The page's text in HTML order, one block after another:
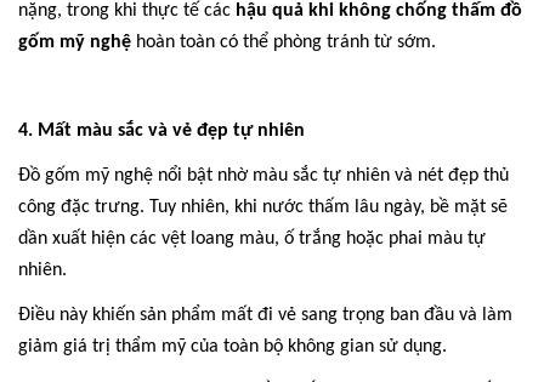
nặng, trong khi thực tế các hậu quả khi không chống thấm đồ
gốm mỹ nghệ hoàn toàn có thể phòng tránh từ sớm.
4. Mất màu sắc và vẻ đẹp tự nhiên
Đồ gốm mỹ nghệ nổi bật nhờ màu sắc tự nhiên và nét đẹp thủ
công đặc trưng. Tuy nhiên, khi nước thấm lâu ngày, bề mặt sẽ
dần xuất hiện các vệt loang màu, ố trắng hoặc phai màu tự
nhiên.
Điều này khiến sản phẩm mất đi vẻ sang trọng ban đầu và làm
giảm giá trị thẩm mỹ của toàn bộ không gian sử dụng.